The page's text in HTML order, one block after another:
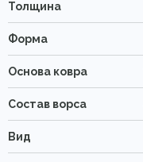
Толщина
Форма
Основа ковра
Состав ворса
Вид